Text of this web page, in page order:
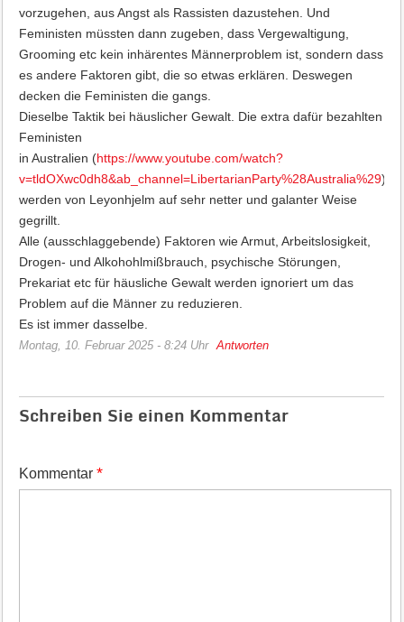
vorzugehen, aus Angst als Rassisten dazustehen. Und
Feministen müssten dann zugeben, dass Vergewaltigung,
Grooming etc kein inhärentes Männerproblem ist, sondern dass
es andere Faktoren gibt, die so etwas erklären. Deswegen
decken die Feministen die gangs.
Dieselbe Taktik bei häuslicher Gewalt. Die extra dafür bezahlten
Feministen
in Australien (https://www.youtube.com/watch?
v=tldOXwc0dh8&ab_channel=LibertarianParty%28Australia%29)
werden von Leyonhjelm auf sehr netter und galanter Weise
gegrillt.
Alle (ausschlaggebende) Faktoren wie Armut, Arbeitslosigkeit,
Drogen- und Alkohohlmißbrauch, psychische Störungen,
Prekariat etc für häusliche Gewalt werden ignoriert um das
Problem auf die Männer zu reduzieren.
Es ist immer dasselbe.
Montag, 10. Februar 2025 - 8:24 Uhr Antworten
Schreiben Sie einen Kommentar
Kommentar *